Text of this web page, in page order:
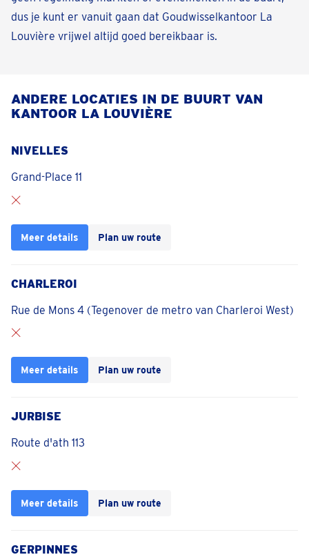
dus je kunt er vanuit gaan dat Goudwisselkantoor La
Louvière vrijwel altijd goed bereikbaar is.
ANDERE LOCATIES IN DE BUURT VAN
KANTOOR LA LOUVIÈRE
NIVELLES
Grand-Place 11
Meer details Plan uw route
CHARLEROI
Rue de Mons 4 (Tegenover de metro van Charleroi West)
Meer details Plan uw route
JURBISE
Route d'ath 113
Meer details Plan uw route
GERPINNES